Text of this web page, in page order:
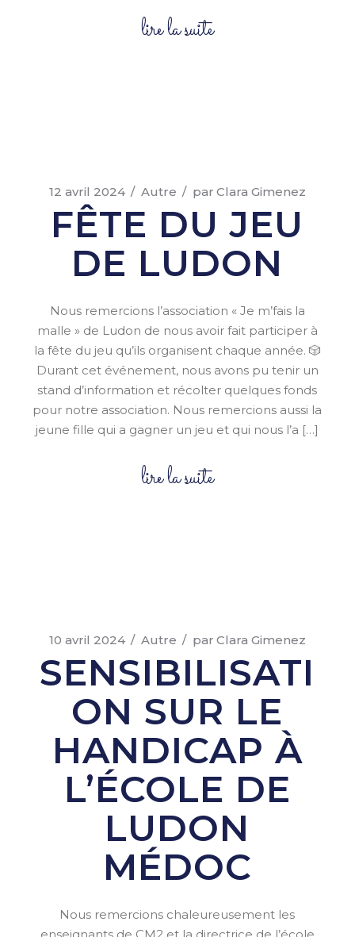
lire la suite
12 avril 2024 Autre par Clara Gimenez
FÊTE DU JEU
DE LUDON
Nous remercions l’association « Je m’fais la
malle » de Ludon de nous avoir fait participer à
la fête du jeu qu’ils organisent chaque année. 🎲
Durant cet événement, nous avons pu tenir un
stand d’information et récolter quelques fonds
pour notre association. Nous remercions aussi la
jeune fille qui a gagner un jeu et qui nous l’a […]
lire la suite
10 avril 2024 Autre par Clara Gimenez
SENSIBILISATI
ON SUR LE
HANDICAP À
L’ÉCOLE DE
LUDON
MÉDOC
Nous remercions chaleureusement les